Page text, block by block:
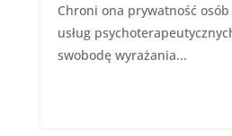
Chroni ona prywatność
usług
swobodę wyrażania...